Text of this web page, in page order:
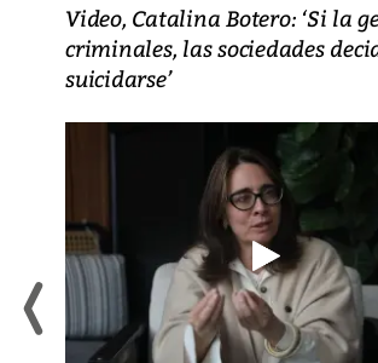
Video, Catalina Botero: ‘Si la
criminales, las sociedades
suicidarse’